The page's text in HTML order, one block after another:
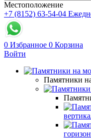
Местоположение
+7 (8152) 63-54-04
0 Избранное 0 Корзина
Войти
Памятники